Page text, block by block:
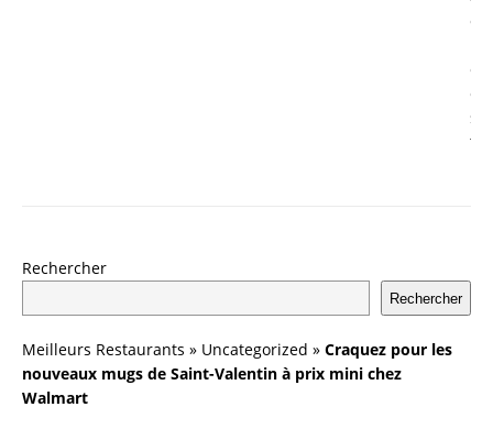
Rechercher
Rechercher
Meilleurs Restaurants » Uncategorized » Craquez pour les
nouveaux mugs de Saint-Valentin à prix mini chez
Walmart